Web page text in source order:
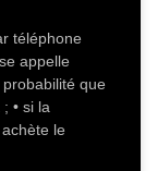
téléphone
appelle
que
• si la
le